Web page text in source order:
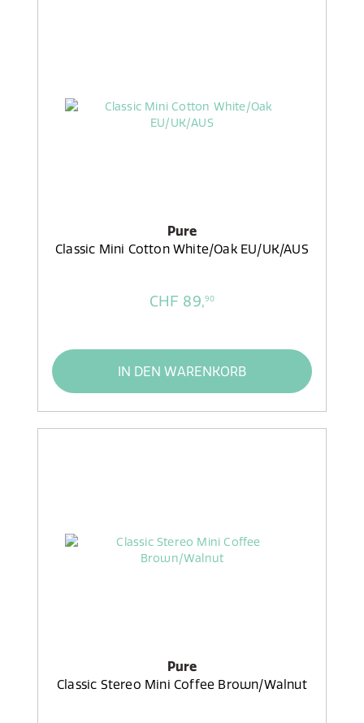
Pure
Classic Mini Cotton White/Oak EU/UK/AUS
CHF 89,90
IN DEN WARENKORB
Pure
Classic Stereo Mini Coffee Brown/Walnut